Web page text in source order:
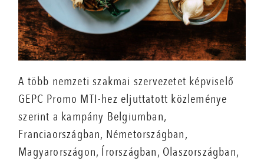
A több nemzeti szakmai szervezetet képviselő
GEPC Promo MTI-hez eljuttatott közleménye
szerint a kampány Belgiumban,
Franciaországban, Németországban,
Magyarországon, Írországban, Olaszországban,